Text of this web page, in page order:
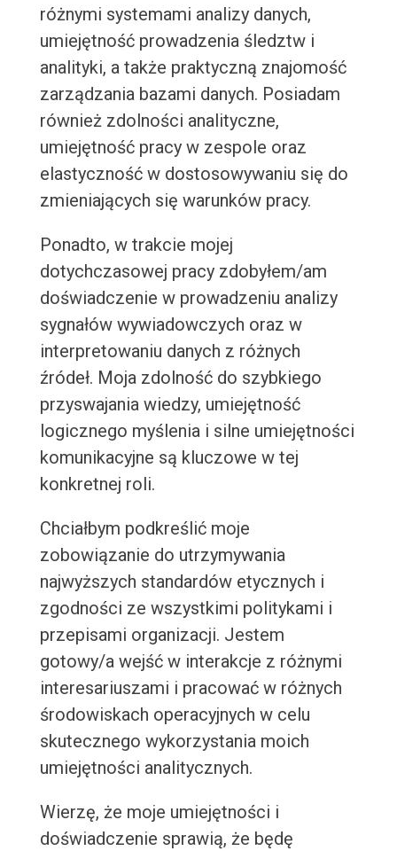
różnymi systemami analizy danych,
umiejętność prowadzenia śledztw i
analityki, a także praktyczną znajomość
zarządzania bazami danych. Posiadam
również zdolności analityczne,
umiejętność pracy w zespole oraz
elastyczność w dostosowywaniu się do
zmieniających się warunków pracy.
Ponadto, w trakcie mojej
dotychczasowej pracy zdobyłem/am
doświadczenie w prowadzeniu analizy
sygnałów wywiadowczych oraz w
interpretowaniu danych z różnych
źródeł. Moja zdolność do szybkiego
przyswajania wiedzy, umiejętność
logicznego myślenia i silne umiejętności
komunikacyjne są kluczowe w tej
konkretnej roli.
Chciałbym podkreślić moje
zobowiązanie do utrzymywania
najwyższych standardów etycznych i
zgodności ze wszystkimi politykami i
przepisami organizacji. Jestem
gotowy/a wejść w interakcje z różnymi
interesariuszami i pracować w różnych
środowiskach operacyjnych w celu
skutecznego wykorzystania moich
umiejętności analitycznych.
Wierzę, że moje umiejętności i
doświadczenie sprawią, że będę